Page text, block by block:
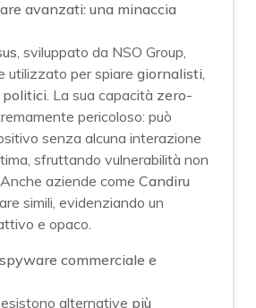
avanzati: una minaccia
, sviluppato da NSO Group,
utilizzato per spiaregiornalisti,
. La sua capacità zero-
pericoloso: può
senza alcuna interazione
sfruttando vulnerabilità non
aziende comeCandiru
simili, evidenziando un
e opaco.
commerciale e
alternative più